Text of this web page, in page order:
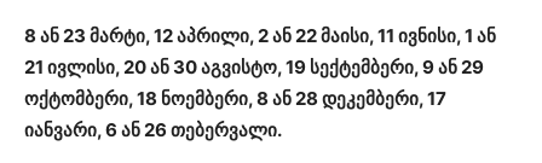
8 ან 23 მარტი, 12 აპრილი, 2 ან 22 მაისი, 11 ივნისი, 1 ან
21 ივლისი, 20 ან 30 აგვისტო, 19 სექტემბერი, 9 ან 29
ოქტომბერი, 18 ნოემბერი, 8 ან 28 დეკემბერი, 17
იანვარი, 6 ან 26 თებერვალი.